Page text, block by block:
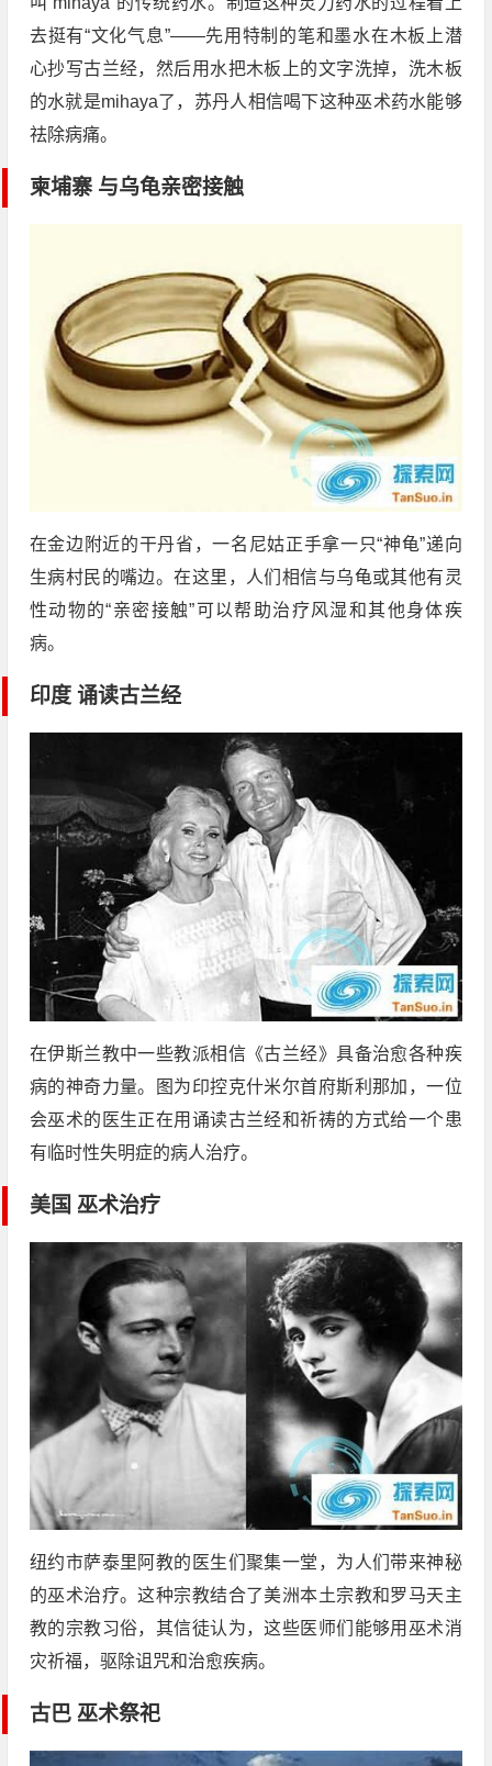
去挺有“文化气息”——先用特制的笔和墨水在木板上潜
心抄写古兰经，然后用水把木板上的文字洗掉，洗木板
的水就是mihaya了，苏丹人相信喝下这种巫术药水能够
祛除病痛。
柬埔寨 与乌龟亲密接触
在金边附近的干丹省，一名尼姑正手拿一只“神龟”递向
生病村民的嘴边。在这里，人们相信与乌龟或其他有灵
性动物的“亲密接触”可以帮助治疗风湿和其他身体疾
病。
印度 诵读古兰经
在伊斯兰教中一些教派相信《古兰经》具备治愈各种疾
病的神奇力量。图为印控克什米尔首府斯利那加，一位
会巫术的医生正在用诵读古兰经和祈祷的方式给一个患
有临时性失明症的病人治疗。
美国 巫术治疗
纽约市萨泰里阿教的医生们聚集一堂，为人们带来神秘
的巫术治疗。这种宗教结合了美洲本土宗教和罗马天主
教的宗教习俗，其信徒认为，这些医师们能够用巫术消
灾祈福，驱除诅咒和治愈疾病。
古巴 巫术祭祀